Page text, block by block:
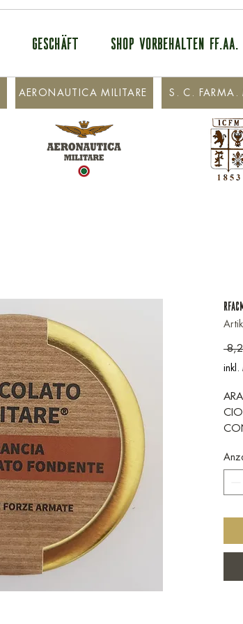
GESCHÄFT SHOP VORBEHALTEN FF.AA.
S. C. FARMA.
AERONAUTICA MILITARE
inkl.